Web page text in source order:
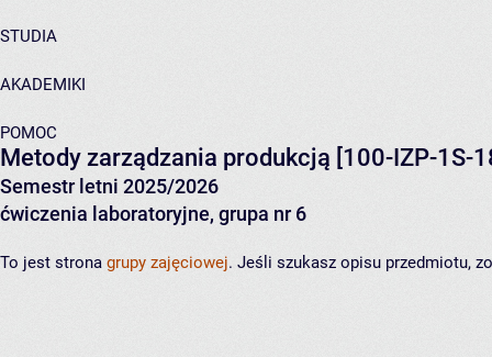
STUDIA
AKADEMIKI
POMOC
Metody zarządzania produkcją [100-IZP-1S-
Semestr letni 2025/2026
ćwiczenia laboratoryjne, grupa nr 6
To jest strona grupy zajęciowej. Jeśli szukasz opisu przedmiotu,